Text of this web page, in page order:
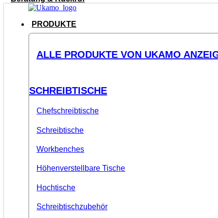
PRODUKTE
ALLE PRODUKTE VON UKAMO
SCHREIBTISCHE
Chefschreibtische
Schreibtische
Workbenches
Höhenverstellbare Tische
Hochtische
Schreibtischzubehör